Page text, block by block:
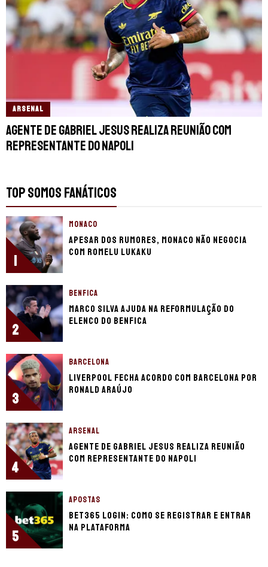
ARSENAL
Agente de Gabriel Jesus realiza reunião com
representante do Napoli
TOP SOMOS FANÁTICOS
1
MONACO
Apesar dos rumores, Monaco não negocia
com Romelu Lukaku
2
BENFICA
Marco Silva ajuda na reformulação do
elenco do Benfica
3
BARCELONA
Liverpool fecha acordo com Barcelona por
Ronald Araújo
4
ARSENAL
Agente de Gabriel Jesus realiza reunião
com representante do Napoli
5
APOSTAS
bet365 login: como se registrar e entrar
na plataforma